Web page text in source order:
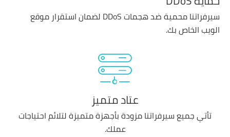
سيرفراتنا محمية ضد هجمات DDoS لضمان استقرار موقع
الويب الخاص بك.
عتاد متميز
تأتي جميع سيرفراتنا مزودة بأجهزة متميزة لتلائم احتياجات
عملك.